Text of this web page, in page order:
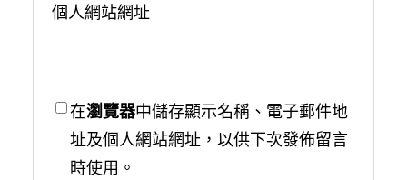
個人網站網址
在瀏覽器中儲存顯示名稱、電子郵件地
址及個人網站網址，以供下次發佈留言
時使用。